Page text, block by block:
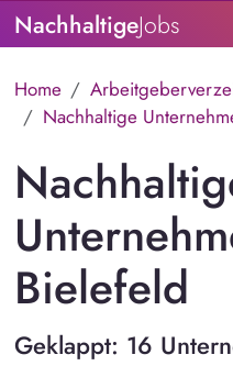
NachhaltigeJobs
Home
Nachhaltige
Bielefeld
Geklappt: 16